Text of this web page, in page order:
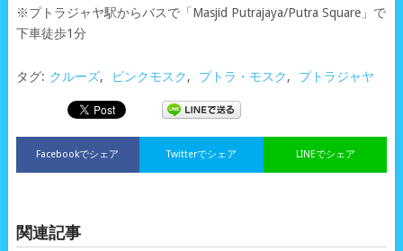
※プトラジャヤ駅からバスで「Masjid Putrajaya/Putra Square」で
下車徒歩1分
タグ: クルーズ, ピンクモスク, プトラ・モスク, プトラジャヤ
Facebookでシェア LINEでシェア
Twitterでシェア
関連記事